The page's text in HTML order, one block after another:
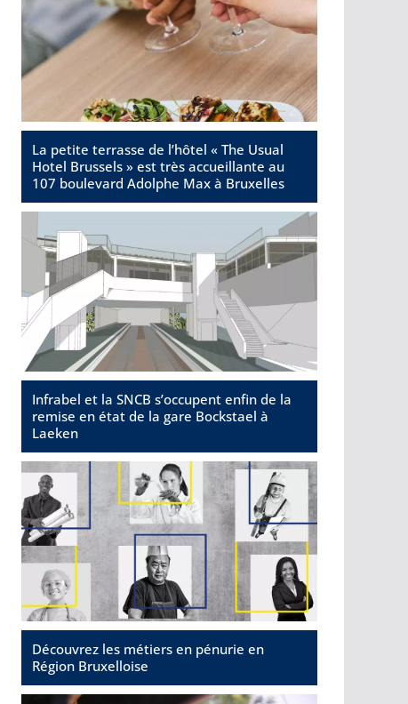
La petite terrasse de l’hôtel « The Usual
Hotel Brussels » est très accueillante au
107 boulevard Adolphe Max à Bruxelles
Infrabel et la SNCB s’occupent enfin de la
remise en état de la gare Bockstael à
Laeken
Découvrez les métiers en pénurie en
Région Bruxelloise